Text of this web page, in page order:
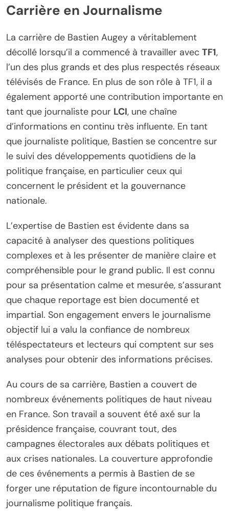
Carrière en Journalisme
La carrière de Bastien Augey a véritablement
décollé lorsqu’il a commencé à travailler avec TF1,
l’un des plus grands et des plus respectés réseaux
télévisés de France. En plus de son rôle à TF1, il a
également apporté une contribution importante en
tant que journaliste pour LCI, une chaîne
d’informations en continu très influente. En tant
que journaliste politique, Bastien se concentre sur
le suivi des développements quotidiens de la
politique française, en particulier ceux qui
concernent le président et la gouvernance
nationale.
L’expertise de Bastien est évidente dans sa
capacité à analyser des questions politiques
complexes et à les présenter de manière claire et
compréhensible pour le grand public. Il est connu
pour sa présentation calme et mesurée, s’assurant
que chaque reportage est bien documenté et
impartial. Son engagement envers le journalisme
objectif lui a valu la confiance de nombreux
téléspectateurs et lecteurs qui comptent sur ses
analyses pour obtenir des informations précises.
Au cours de sa carrière, Bastien a couvert de
nombreux événements politiques de haut niveau
en France. Son travail a souvent été axé sur la
présidence française, couvrant tout, des
campagnes électorales aux débats politiques et
aux crises nationales. La couverture approfondie
de ces événements a permis à Bastien de se
forger une réputation de figure incontournable du
journalisme politique français.